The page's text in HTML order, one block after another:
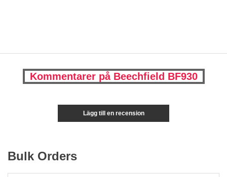
Kommentarer på Beechfield BF930
Lägg till en recension
Bulk Orders